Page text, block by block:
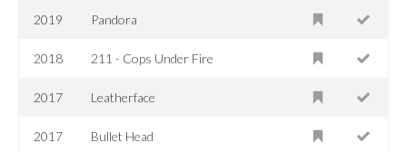
2019 Pandora
2018 211 - Cops Under Fire
2017 Leatherface
2017 Bullet Head